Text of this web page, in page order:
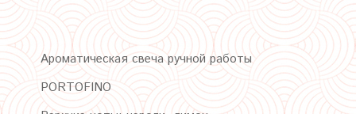
Ароматическая свеча ручной работы
PORTOFINO